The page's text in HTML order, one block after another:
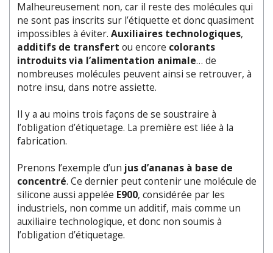
Malheureusement non, car il reste des molécules qui
ne sont pas inscrits sur l’étiquette et donc quasiment
impossibles à éviter. Auxiliaires technologiques,
additifs de transfert ou encore colorants
introduits via l’alimentation animale… de
nombreuses molécules peuvent ainsi se retrouver, à
notre insu, dans notre assiette.
Il y a au moins trois façons de se soustraire à
l’obligation d’étiquetage. La première est liée à la
fabrication.
Prenons l’exemple d’un jus d’ananas à base de
concentré. Ce dernier peut contenir une molécule de
silicone aussi appelée E900, considérée par les
industriels, non comme un additif, mais comme un
auxiliaire technologique, et donc non soumis à
l’obligation d’étiquetage.